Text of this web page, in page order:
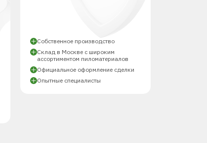
Собственное производство
Склад в Москве с широким
ассортиментом пиломатериалов
Официальное оформление сделки
Опытные специалисты